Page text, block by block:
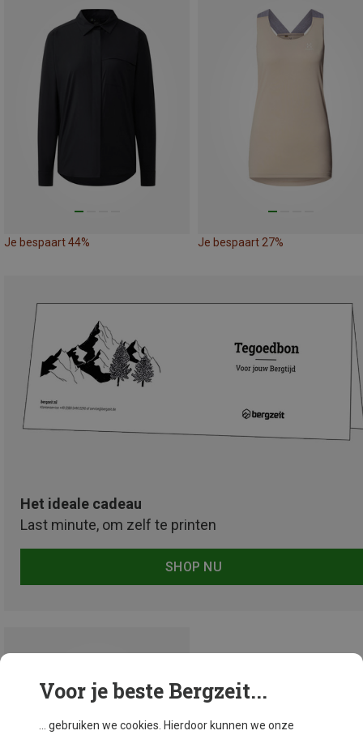
Je bespaart 44% Je bespaart 27%
Het ideale cadeau
Last minute, om zelf te printen
SHOP NU
Voor je beste Bergzeit...
... gebruiken we cookies. Hierdoor kunnen we onze